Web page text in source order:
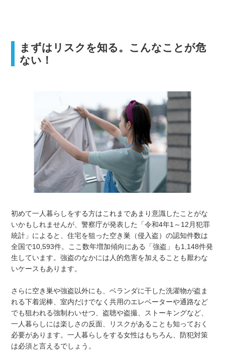
まずはリスクを知る。こんなことが危
ない！
初めて一人暮らしをする方はこれまであまり意識したことがな
いかもしれませんが、警察庁が発表した「令和4年1～12月犯罪
統計」によると、住宅を狙った空き巣（侵入盗）の認知件数は
全国で10,593件。ここ数年増加傾向にある「強盗」も1,148件発
生しています。強盗のなかには人的危害を加えることも厭わな
いケースもあります。
さらに空き巣や強盗以外にも、ベランダに干した洗濯物が盗ま
れる下着泥棒、室内だけでなく共用のエレベーターや通路など
でも狙われる強制わいせつ、盗聴や盗撮、ストーキングなど、
一人暮らしには楽しさの反面、リスクがあることも知っておく
必要があります。一人暮らしをする女性はもちろん、防犯対策
は必須と言えるでしょう。